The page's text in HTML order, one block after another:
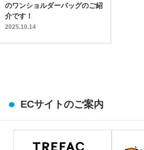
のワンショルダーバッグのご紹
介です！
2025.10.14
ECサイトのご案内